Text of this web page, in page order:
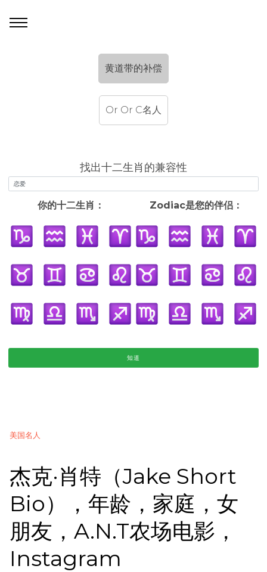
黄道带的补偿
Or Or C名人
找出十二生肖的兼容性
你的十二生肖： Zodiac是您的伴侣：
知道
美国名人
杰克·肖特（Jake Short
Bio），年龄，家庭，女
朋友，A.N.T农场电影，
Instagram